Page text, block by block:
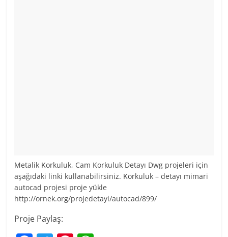
Metalik Korkuluk, Cam Korkuluk Detayı Dwg projeleri için
aşağıdaki linki kullanabilirsiniz. Korkuluk – detayı mimari
autocad projesi proje yükle
http://ornek.org/projedetayi/autocad/899/
Proje Paylaş: